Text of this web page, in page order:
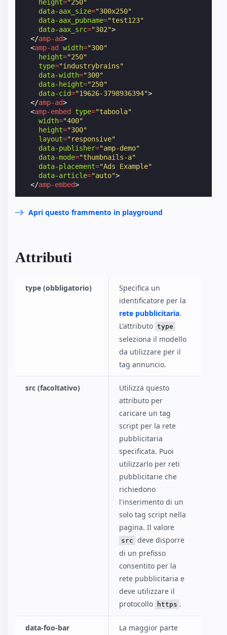
height="250"
data-aax_size="300x250"
data-aax_pubname="test123"
data-aax_src="302">
</amp-ad>
<amp-ad width="300"
height="250"
type="industrybrains"
data-width="300"
data-height="250"
data-cid="19626-3798936394">
</amp-ad>
<amp-embed type="taboola"
width="400"
height="300"
layout="responsive"
data-publisher="amp-demo"
data-mode="thumbnails-a"
data-placement="Ads Example"
data-article="auto">
</amp-embed>
Apri questo frammento in playground
Attributi
type (obbligatorio)
Specifica un
identificatore per la
rete pubblicitaria.
L'attributo type
seleziona il modello
da utilizzare per il
tag annuncio.
src (facoltativo)
Utilizza questo
attributo per
caricare un tag
script per la rete
pubblicitaria
specificata. Puoi
utilizzarlo per reti
pubblicitarie che
richiedono
l'inserimento di un
solo tag script nella
pagina. Il valore
src deve disporre
di un prefisso
consentito per la
rete pubblicitaria e
deve utilizzare il
protocollo
https .
data-foo-bar
La maggior parte